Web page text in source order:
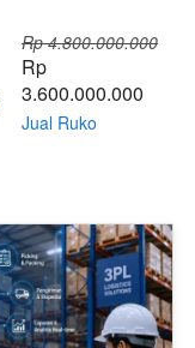
Rp 4.800.000.000
Rp
3.600.000.000
Jual Ruko
Gandeng